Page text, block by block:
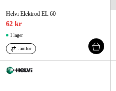
Helvi Elektrod EL 60
62 kr
I lager
Jämför